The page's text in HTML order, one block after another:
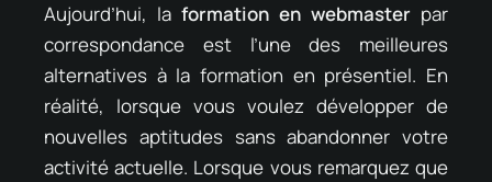
Aujourd’hui, la formation en webmaster par
correspondance est l’une des meilleures
alternatives à la formation en présentiel. En
réalité, lorsque vous voulez développer de
nouvelles aptitudes sans abandonner votre
activité actuelle. Lorsque vous remarquez que